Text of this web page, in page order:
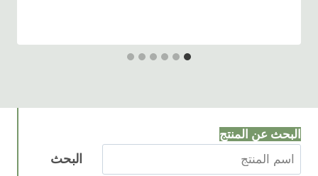
البحث عن المنتج
البحث